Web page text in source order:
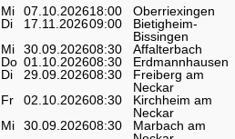
Mi 07.10.202618:00
Oberriexingen
Di 17.11.202609:00
Bietigheim-
Bissingen
Mi 30.09.202608:30
Affalterbach
Do 01.10.202608:30
Erdmannhausen
Di 29.09.202608:30
Freiberg am
Neckar
Fr 02.10.202608:30
Kirchheim am
Neckar
Mi 30.09.202608:30
Marbach am